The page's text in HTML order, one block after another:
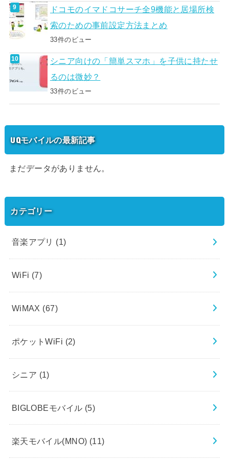
ドコモのイマドコサーチ全9機能と居場所検
索のための事前設定方法まとめ
33件のビュー
シニア向けの「簡単スマホ」を子供に持たせ
るのは微妙？
33件のビュー
UQモバイルの最新記事
まだデータがありません。
カテゴリー
音楽アプリ (1)
WiFi (7)
WiMAX (67)
ポケットWiFi (2)
シニア (1)
BIGLOBEモバイル (5)
楽天モバイル(MNO) (11)